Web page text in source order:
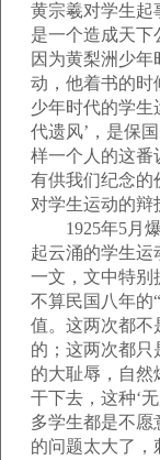
黄宗羲对学生起
是一个造成天下
因为黄梨洲少
动，他着书的时
少年时代的学生
代遗风’，是保
样一个人的这番
有供我们纪念的
对学生运动的辩
1925年5月爆
起云涌的学生运
一文，文中特别
不算民国八年的
值。这两次都不
的；这两次都只
的大耻辱，自然
干下去，这种‘
多学生都是不愿
的问题太大了，